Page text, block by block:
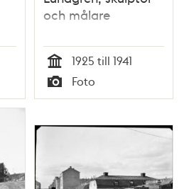
och målare
Tid
1925 till 1941
Typ
Foto